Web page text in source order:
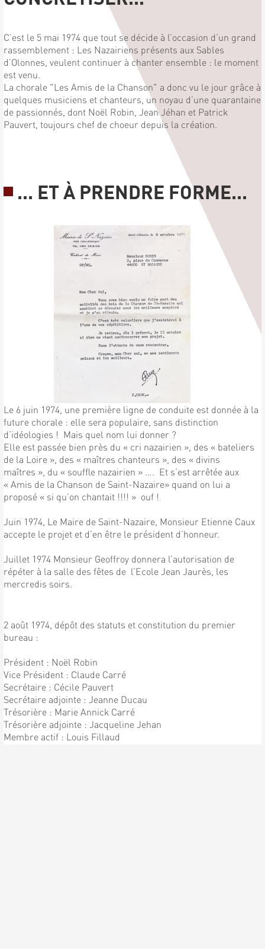
C’est le 5 mai 1974 que tout se décide à l’occasion d’un grand
rassemblement : Les Nazairiens présents aux Sables
d’Olonnes, veulent continuer à chanter ensemble : le moment
est venu.
La chorale "Les Amis de la Chanson" a donc vu le jour grâce à
quelques musiciens et chanteurs, un noyau d’une quarantaine
de passionnés, dont Noël Robin, Jean Jéhan et Patrick
Pauvert, toujours chef de choeur depuis la création.
... ET À PRENDRE FORME...
Le 6 juin 1974, une première ligne de conduite est donnée à la
future chorale : elle sera populaire, sans distinction
d’idéologies ! Mais quel nom lui donner ?
Elle est passée bien près du « cri nazairien », des « bateliers
de la Loire », des « maîtres chanteurs », des « divins
maîtres », du « souffle nazairien » …. Et s’est arrêtée aux
« Amis de la Chanson de Saint-Nazaire» quand on lui a
proposé « si qu’on chantait !!!! » ouf !
Juin 1974, Le Maire de Saint-Nazaire, Monsieur Etienne Caux
accepte le projet et d’en être le président d’honneur.
Juillet 1974 Monsieur Geoffroy donnera l’autorisation de
répéter à la salle des fêtes de l’Ecole Jean Jaurès, les
mercredis soirs.
2 août 1974, dépôt des statuts et constitution du premier
bureau :
Président : Noël Robin
Vice Président : Claude Carré
Secrétaire : Cécile Pauvert
Secrétaire adjointe : Jeanne Ducau
Trésorière : Marie Annick Carré
Trésorière adjointe : Jacqueline Jehan
Membre actif : Louis Fillaud